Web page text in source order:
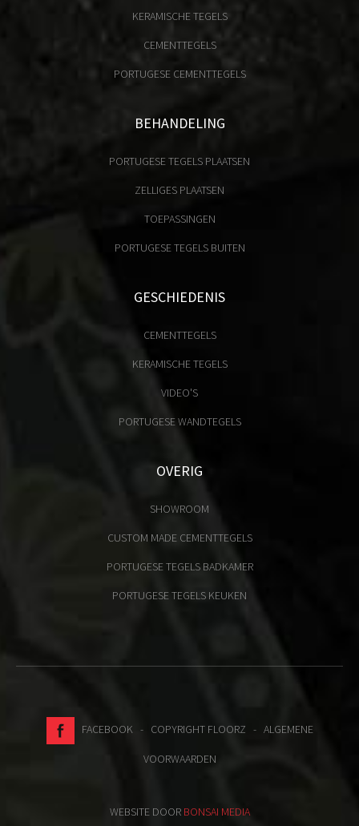
KERAMISCHE TEGELS
CEMENTTEGELS
PORTUGESE CEMENTTEGELS
BEHANDELING
PORTUGESE TEGELS PLAATSEN
ZELLIGES PLAATSEN
TOEPASSINGEN
PORTUGESE TEGELS BUITEN
GESCHIEDENIS
CEMENTTEGELS
KERAMISCHE TEGELS
VIDEO'S
PORTUGESE WANDTEGELS
OVERIG
SHOWROOM
CUSTOM MADE CEMENTTEGELS
PORTUGESE TEGELS BADKAMER
PORTUGESE TEGELS KEUKEN
FACEBOOK- COPYRIGHT FLOORZ - ALGEMENE
VOORWAARDEN
WEBSITE DOOR BONSAI MEDIA